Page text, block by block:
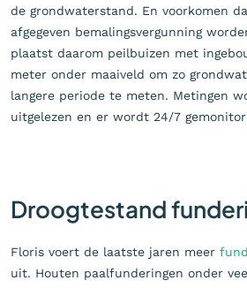
de grondwaterstand. En voorkomen
afgegeven bemalingsvergunning
plaatst daarom peilbuizen met
meter onder maaiveld om zo
langere periode te meten. Metingen
uitgelezen en er wordt 24/7
Droogtestand
Floris voert de laatste jaren meer
uit. Houten paalfunderingen onder